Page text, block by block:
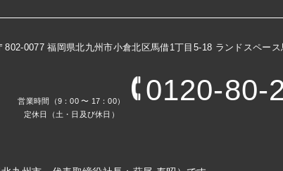
802-0077 福岡県北九州市小倉北区馬借1丁目5-18 ランドスペー
営業時間（9：00 〜 17：00）
定休日（土・日及び休日）
0120-80-